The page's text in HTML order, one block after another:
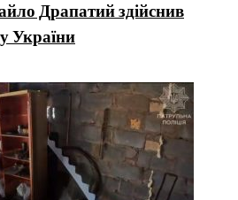
Драпатий здійснив
України